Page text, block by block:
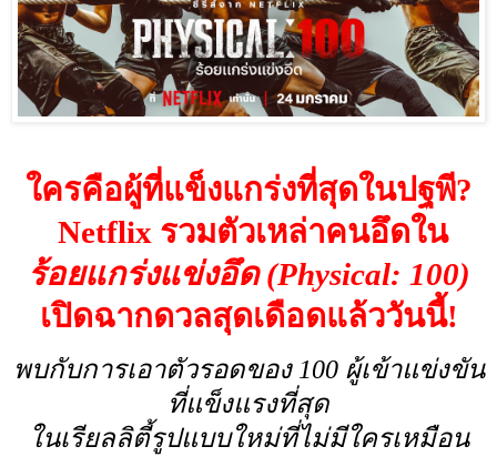
ใครคือผู้ที่แข็งแกร่งที่สุดในปฐพี?
Netflix รวมตัวเหล่าคนอึดใน
ร้อยแกร่งแข่งอึด (Physical: 100)
เปิดฉากดวลสุดเดือดแล้ววันนี้!
พบกับการเอาตัวรอดของ 100 ผู้เข้าแข่งขัน
ที่แข็งแรงที่สุด
ในเรียลลิตี้รูปแบบใหม่ที่ไม่มีใครเหมือน